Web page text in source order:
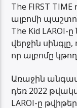
The FIRST
ալբոմի
The Kid LAROI-
վերջին սինգլը,
որ ալբոմը
Առաջին անգամ
դեռ 2022
LAROI-ը